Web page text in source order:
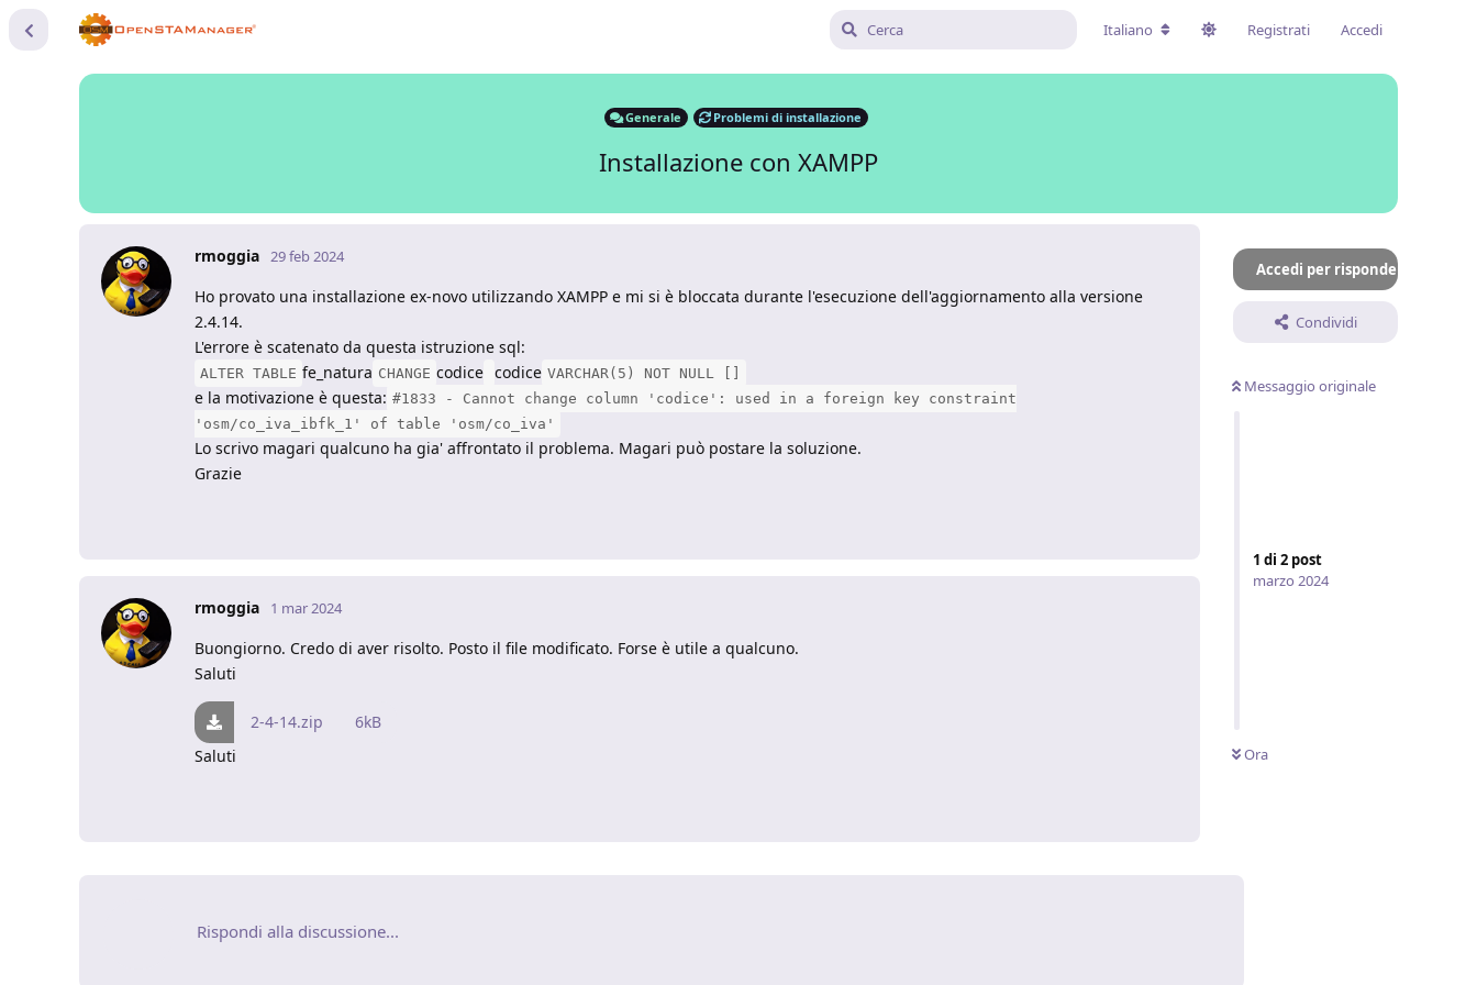
Italiano Registrati Accedi
Generale Problemi di installazione
Installazione con XAMPP
Accedi per rispondere
Condividi
Messaggio originale
1 di 2 post
marzo 2024
Ora
rmoggia 29 feb 2024
Ho provato una installazione ex-novo utilizzando XAMPP e mi si è bloccata durante l'esecuzione dell'aggiornamento alla versione
2.4.14.
L'errore è scatenato da questa istruzione sql:
ALTER TABLE fe_natura CHANGE codice codice VARCHAR(5) NOT NULL []
e la motivazione è questa: #1833 - Cannot change column 'codice': used in a foreign key constraint
'osm/co_iva_ibfk_1' of table 'osm/co_iva'
Lo scrivo magari qualcuno ha gia' affrontato il problema. Magari può postare la soluzione.
Grazie
rmoggia 1 mar 2024
Buongiorno. Credo di aver risolto. Posto il file modificato. Forse è utile a qualcuno.
Saluti
2-4-14.zip
6kB
Saluti
Rispondi alla discussione...